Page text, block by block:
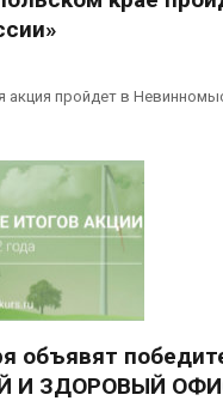
акция пройдет в
объявят
И ЗДОРОВЫЙ